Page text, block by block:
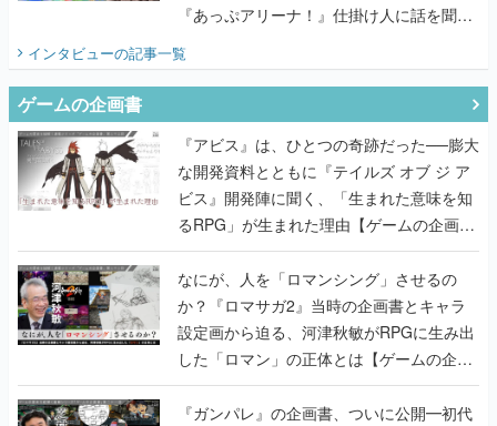
『あっぷアリーナ！』仕掛け人に話を聞い
インタビューの記事一覧
ゲームの企画書
『アビス』は、ひとつの奇跡だった──膨大
な開発資料とともに『テイルズ オブ ジ ア
ビス』開発陣に聞く、「生まれた意味を知
るRPG」が生まれた理由【ゲームの企画
書】
なにが、人を「ロマンシング」させるの
か？『ロマサガ2』当時の企画書とキャラ
設定画から迫る、河津秋敏がRPGに生み出
した「ロマン」の正体とは【ゲームの企画
書】
『ガンパレ』の企画書、ついに公開━初代